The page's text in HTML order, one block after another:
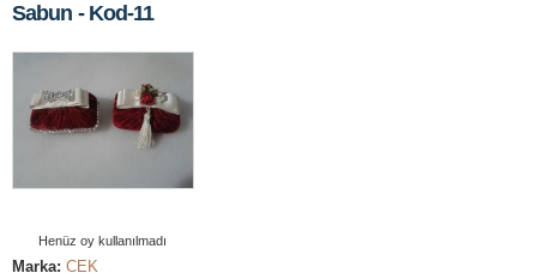
Sabun - Kod-11
Henüz oy kullanılmadı
Marka: CEK